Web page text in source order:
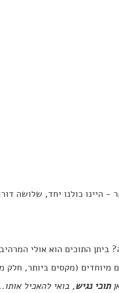
ביתן התוכים הוא אולי
מיוחדים (מקסים ביותר, חלק
תוכי נגיש, בואי להאכיל